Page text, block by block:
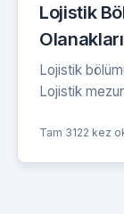
Lojistik
Lojistik
Lojistik
Tam 3122 kez